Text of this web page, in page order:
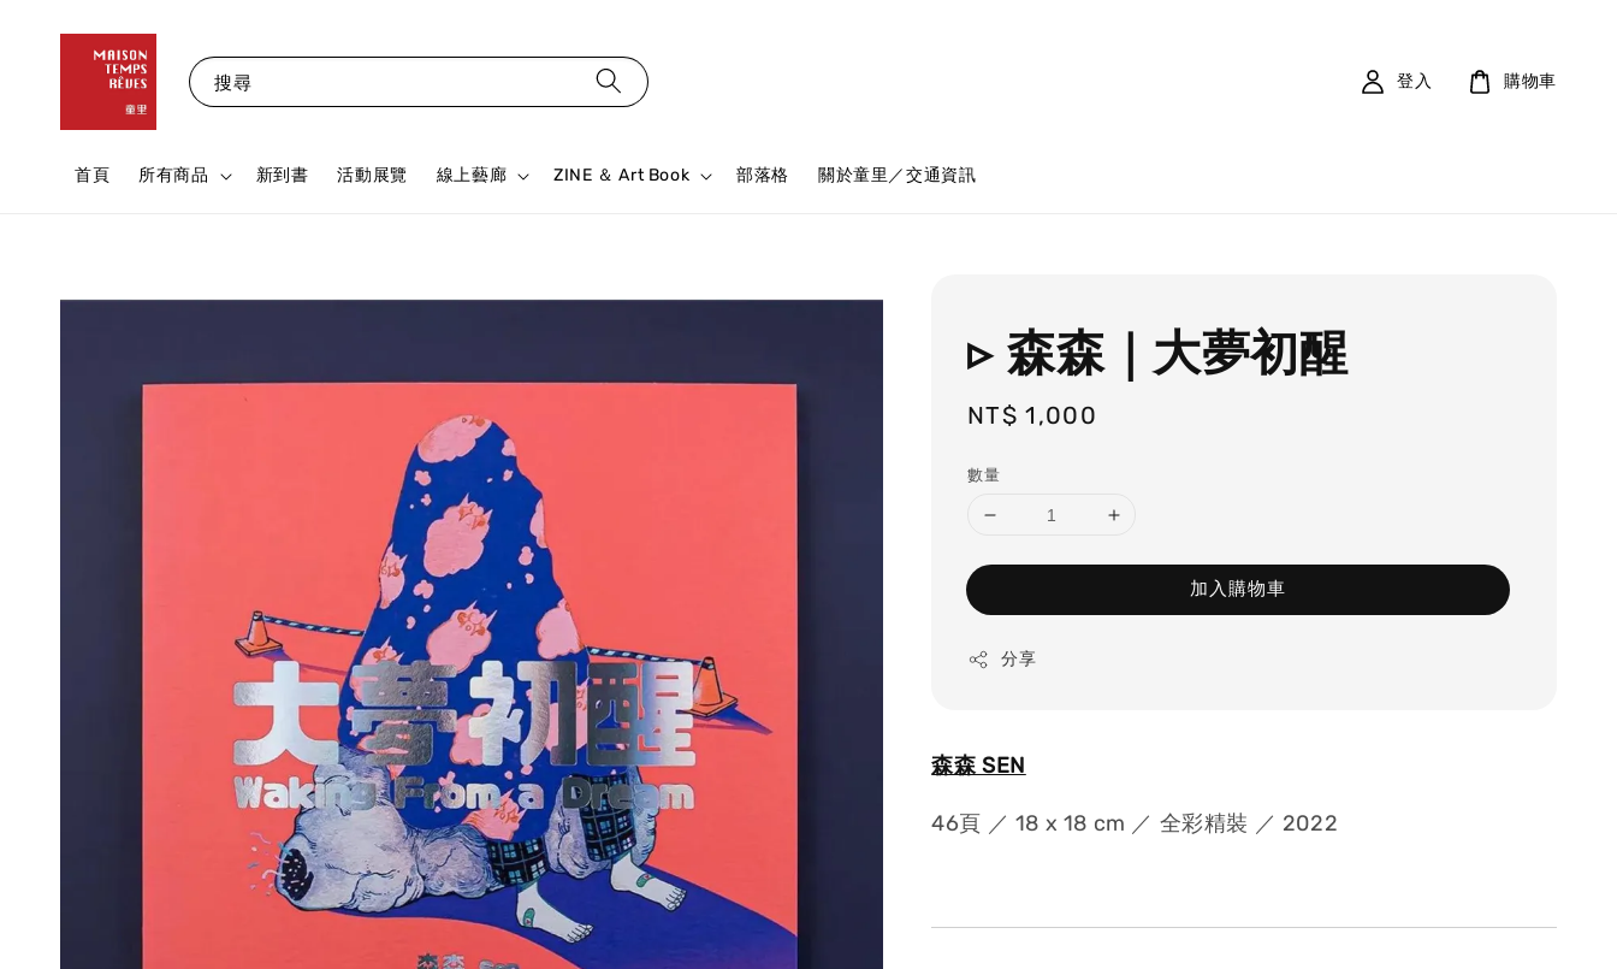
搜尋
首頁 所有商品 新到書 活動展覽 線上藝廊 ZINE ＆ Art Book 部落格 關於童里／交通資訊
登入 購物車
▹ 森森｜大夢初醒
Regular
NT$ 1,000
數量
加入購物車
分享
森森 SEN
46頁 ／ 18 x 18 cm ／ 全彩精裝 ／ 2022